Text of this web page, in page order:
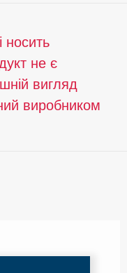
носить
не є
вигляд
виробником